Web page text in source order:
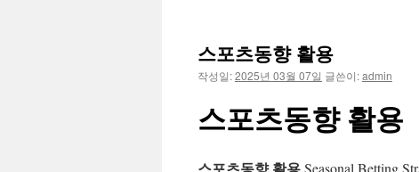
행
전
꼭
인
해
할
스포츠동향 활용
작성일:2025년 03월 07일 글쓴이:admin
스포츠동향 활용
Seasonal Betting